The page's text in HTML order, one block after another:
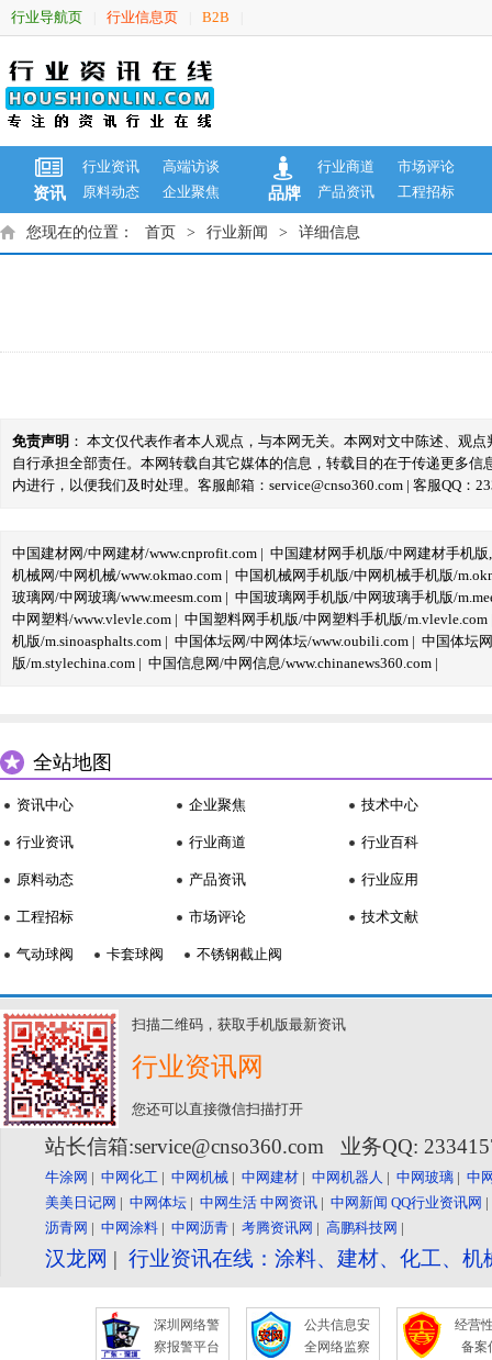
行业导航页 行业信息页 B2B
资讯
行业资讯
高端访谈
原料动态
企业聚焦 品牌
行业商道
市场评论
产品资讯
工程招标
您现在的位置： 首页 > 行业新闻 > 详细信息
免责声明 ： 本文仅代表作者本人观点，与本网无关。本网对文中陈述、观
自行承担全部责任。本网转载自其它媒体的信息，转载目的在于传递更多
内进行，以便我们及时处理。客服邮箱：service@cnso360.com | 客服QQ：
中国建材网/中网建材/www.cnprofit.com | 中国建材网手机版/中网建材手机版
机械网/中网机械/www.okmao.com | 中国机械网手机版/中网机械手机版/
玻璃网/中网玻璃/www.meesm.com | 中国玻璃网手机版/中网玻璃手机版/
中网塑料/www.vlevle.com | 中国塑料网手机版/中网塑料手机版/m.vlevle.com
机版/m.sinoasphalts.com | 中国体坛网/中网体坛/www.oubili.com | 中国体坛
版/m.stylechina.com | 中国信息网/中网信息/www.chinanews360.com |
全站地图
资讯中心
行业资讯
原料动态
工程招标
企业聚焦
行业商道
产品资讯
市场评论
技术中心
行业百科
行业应用
技术文献
气动球阀 卡套球阀 不锈钢截止阀
扫描二维码，获取手机版最新资讯
行业资讯网
您还可以直接微信扫描打开
站长信箱:service@cnso360.com 业务QQ:
牛涂网 | 中网化工 | 中网机械 | 中网建材 | 中网机器人 | 中网玻璃 | 中
美美日记网 | 中网体坛 | 中网生活 中网资讯 | 中网新闻 QQ行业资讯网
沥青网 | 中网涂料 | 中网沥青 | 考腾资讯网 | 高鹏科技网 |
汉龙网 | 行业资讯在线：涂料、建材、化工、
深圳网络警
察报警平台
公共信息安
全网络监察
经营
备案